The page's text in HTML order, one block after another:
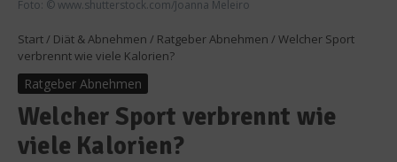
Foto: © www.shutterstock.com/Joanna Meleiro
Start / Diät & Abnehmen / Ratgeber Abnehmen / Welcher Sport
verbrennt wie viele Kalorien?
Ratgeber Abnehmen
Welcher Sport verbrennt wie
viele Kalorien?